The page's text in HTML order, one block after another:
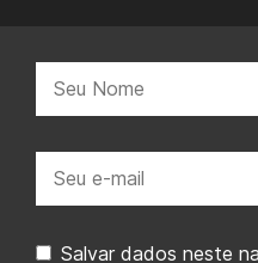
mail:
Salvar dados neste